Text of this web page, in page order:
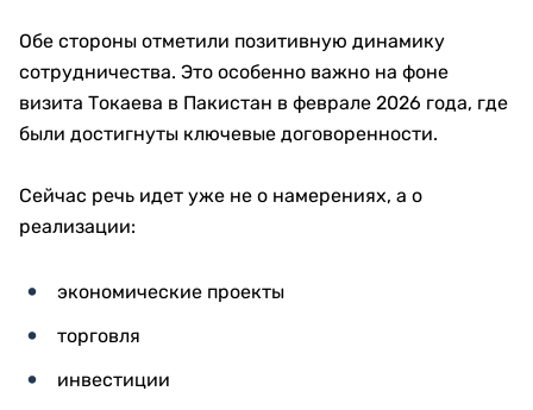
Обе стороны отметили позитивную динамику
сотрудничества. Это особенно важно на фоне
визита Токаева в Пакистан в феврале 2026 года, где
были достигнуты ключевые договоренности.
Сейчас речь идет уже не о намерениях, а о
реализации:
экономические проекты
торговля
инвестиции